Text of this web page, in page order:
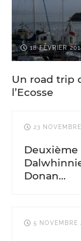
18 FÉVRIER
Un road trip
l’Ecosse
23
Deuxième
Donan…
5 NOVEMBRE